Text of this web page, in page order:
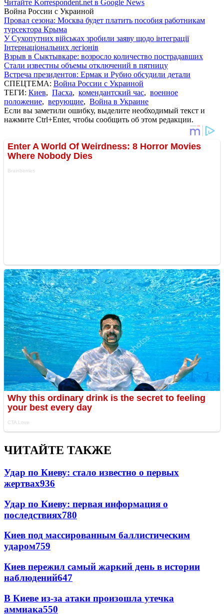
Читайте Korrespondent.net в Google News
Война России с Украиной
Провал сезона: Москва будет платить пособия работникам
турсектора Крыма
У Сухопутних військах зробили заяву щодо інтеграції
Інтернаціональних легіонів
Взрыв в Сыктывкаре: возросло количество пострадавших
Стали известны объемы отключений в пятницу
Встреча президентов: Ермак и Рубио обсудили детали
СПЕЦТЕМА: Война России с Украиной
ТЕГИ: Киев, Пасха, комендантский час, военное
положение, верующие, Война в Украине
Если вы заметили ошибку, выделите необходимый текст и
нажмите Ctrl+Enter, чтобы сообщить об этом редакции.
ЧИТАЙТЕ ТАКЖЕ
Удар по Киеву: стало известно о первых
жертвах936
Удар по Киеву: первая информация о
последствиях780
Киев под массированным баллистическим
ударом759
Киев пережил самый жаркий день в истории
наблюдений647
В Киеве из-за атаки произошла утечка
аммиака550